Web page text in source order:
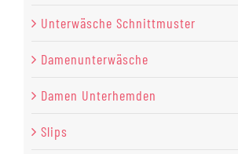
Unterwäsche Schnittmuster
Damenunterwäsche
Damen Unterhemden
Slips